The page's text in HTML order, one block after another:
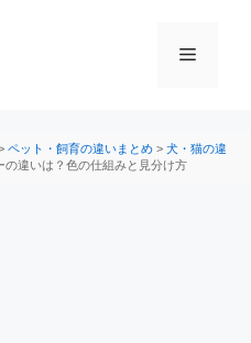
メ
ペット・飼育の違いまとめ > 犬・猫の違
の違いは？色の仕組みと見分け方